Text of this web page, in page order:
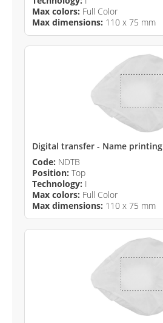
Max colors: Full Color
Max dimensions: 110 x 75 mm
Digital transfer - Name printing
Code: NDTB
Position: Top
Technology: I
Max colors: Full Color
Max dimensions: 110 x 75 mm